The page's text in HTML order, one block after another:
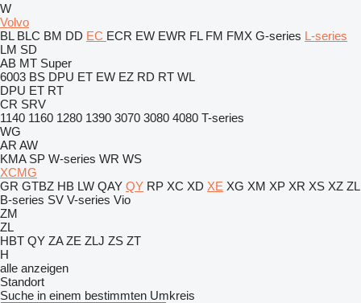
W
Volvo
BL BLC BM DD EC ECR EW EWR FL FM FMX G-series L-series
LM SD
AB MT Super
6003 BS DPU ET EW EZ RD RT WL
DPU ET RT
CR SRV
1140 1160 1280 1390 3070 3080 4080 T-series
WG
AR AW
KMA SP W-series WR WS
XCMG
GR GTBZ HB LW QAY QY RP XC XD XE XG XM XP XR XS XZ ZL
B-series SV V-series Vio
ZM
ZL
HBT QY ZA ZE ZLJ ZS ZT
H
alle anzeigen
Standort
Suche in einem bestimmten Umkreis